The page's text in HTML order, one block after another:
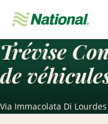
navigation
Trévise
de
Via Immacolata Di